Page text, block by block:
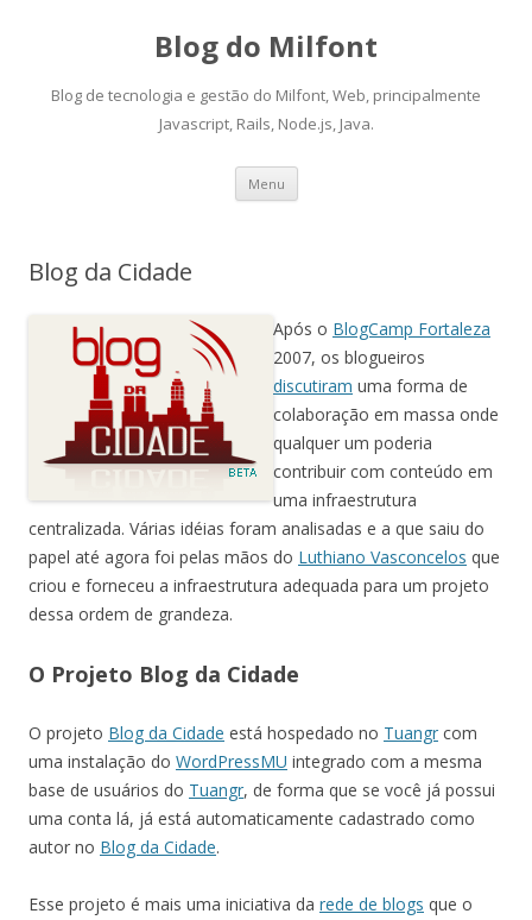
Blog do Milfont
Blog de tecnologia e gestão do Milfont, Web, principalmente
Javascript, Rails, Node.js, Java.
Menu Skip
content
Blog da Cidade
Após o BlogCamp Fortaleza
2007, os blogueiros
discutiram uma forma de
colaboração em massa onde
qualquer um poderia
contribuir com conteúdo em
uma infraestrutura
centralizada. Várias idéias foram analisadas e a que saiu do
papel até agora foi pelas mãos do Luthiano Vasconcelos que
criou e forneceu a infraestrutura adequada para um projeto
dessa ordem de grandeza.
O Projeto Blog da Cidade
O projeto Blog da Cidade está hospedado no Tuangr com
uma instalação do WordPressMU integrado com a mesma
base de usuários do Tuangr, de forma que se você já possui
uma conta lá, já está automaticamente cadastrado como
autor no Blog da Cidade.
Esse projeto é mais uma iniciativa da rede de blogs que o